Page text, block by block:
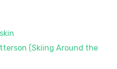
(Skiing Around the